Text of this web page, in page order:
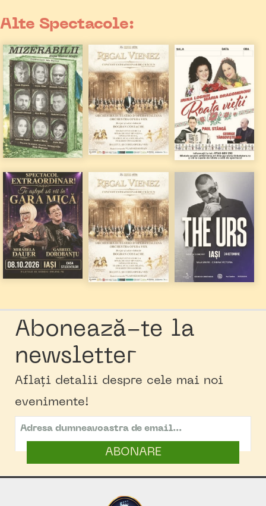
Alte Spectacole:
Abonează-te la
newsletter
Aflați detalii despre cele mai noi
evenimente!
ABONARE